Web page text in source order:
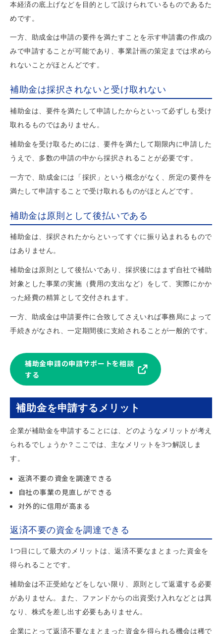
本経済の底上げなどを目的として設けられているものであるた
めです。
一方、助成金は申請の要件を満たすことを示す申請書の作成の
みで申請することが可能であり、事業計画の策定までは求めら
れないことがほとんどです。
補助金は採択されないと受け取れない
補助金は、要件を満たして申請したからといって必ずしも受け
取れるものではありません。
補助金を受け取るためには、要件を満たして期限内に申請した
うえで、多数の申請の中から採択されることが必要です。
一方で、助成金には「採択」という概念がなく、所定の要件を
満たして申請することで受け取れるものがほとんどです。
補助金は原則として後払いである
補助金は、採択されたからといってすぐに振り込まれるもので
はありません。
補助金は原則として後払いであり、採択後にはまず自社で補助
対象とした事業の実施（費用の支出など）をして、実際にかか
った経費の精算として交付されます。
一方、助成金は申請要件に合致してさえいれば事務局によって
手続きがなされ、一定期間後に支給されることが一般的です。
補助金申請の申請サポートを相談
する
補助金を申請するメリット
企業が補助金を申請することには、どのようなメリットが考え
られるでしょうか？ここでは、主なメリットを3つ解説しま
す。
返済不要の資金を調達できる
自社の事業の見直しができる
対外的に信用が高まる
返済不要の資金を調達できる
1つ目にして最大のメリットは、返済不要なまとまった資金を
得られることです。
補助金は不正受給などをしない限り、原則として返還する必要
がありません。また、ファンドからの出資受け入れなどとは異
なり、株式を差し出す必要もありません。
企業にとって返済不要なまとまった資金を得られる機会は稀で